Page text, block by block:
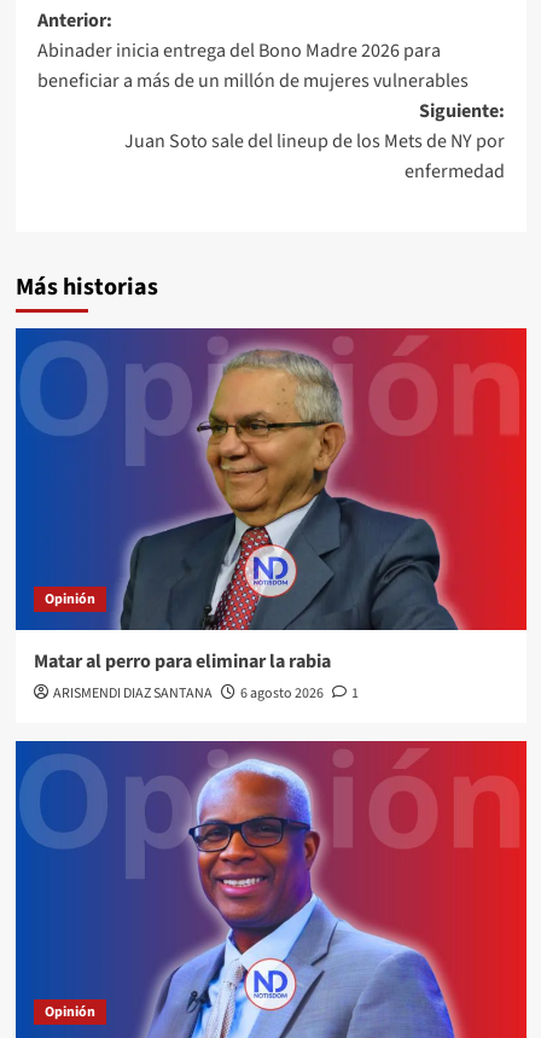
Anterior:
Abinader inicia entrega del Bono Madre 2026 para
beneficiar a más de un millón de mujeres vulnerables
Siguiente:
Juan Soto sale del lineup de los Mets de NY por
enfermedad
Más historias
Opinión
Matar al perro para eliminar la rabia
ARISMENDI DIAZ SANTANA 6 agosto 2026 1
Opinión